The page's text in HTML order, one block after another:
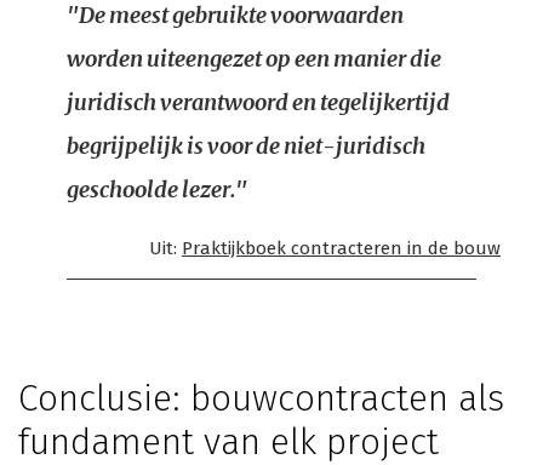
"De meest gebruikte voorwaarden
worden uiteengezet op een manier die
juridisch verantwoord en tegelijkertijd
begrijpelijk is voor de niet-juridisch
geschoolde lezer."
Uit: Praktijkboek contracteren in de bouw
Conclusie: bouwcontracten als
fundament van elk project